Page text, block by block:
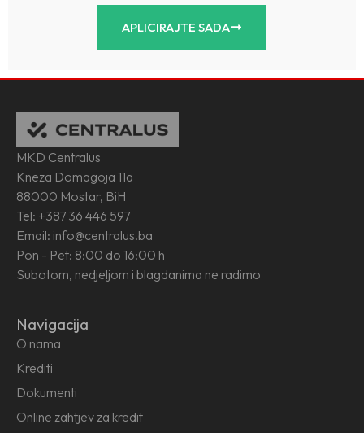
APLICIRAJTE SADA
MKD Centralus
Kneza Domagoja 11a
88000 Mostar, BiH
Tel: +387 36 446 597
Email: info@centralus.ba
Pon - Pet: 8:00 do 16:00 h
Subotom, nedjeljom i blagdanima ne radimo
Navigacija
O nama
Krediti
Dokumenti
Online zahtjev za kredit